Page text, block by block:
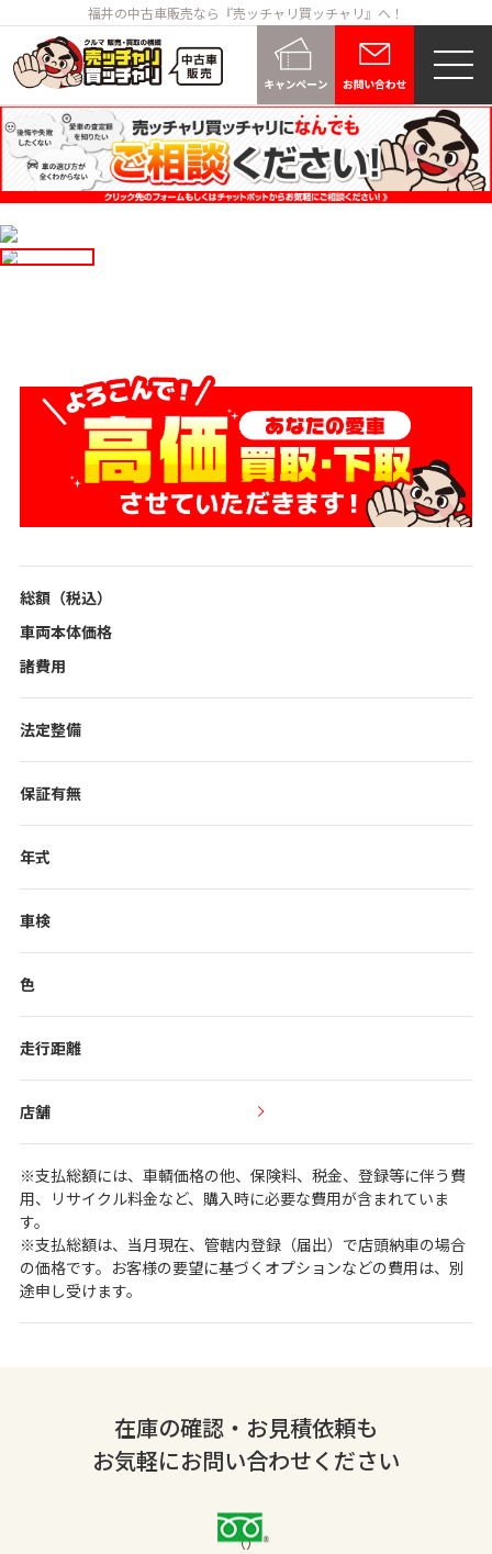
福井の中古車販売なら『売ッチャリ買ッチャリ』へ！
総額（税込）
車両本体価格
諸費用
法定整備
保証有無
年式
車検
色
走行距離
店舗
※支払総額には、車輌価格の他、保険料、税金、登録等に伴う費
用、リサイクル料金など、購入時に必要な費用が含まれていま
す。
※支払総額は、当月現在、管轄内登録（届出）で店頭納車の場合
の価格です。お客様の要望に基づくオプションなどの費用は、別
途申し受けます。
在庫の確認・お見積依頼も
お気軽にお問い合わせください
（）